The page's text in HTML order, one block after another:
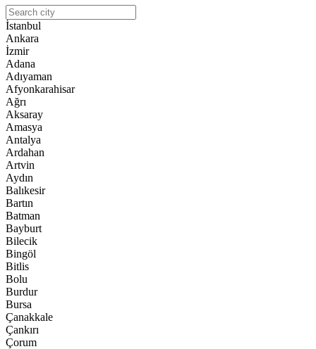
İstanbul
Ankara
İzmir
Adana
Adıyaman
Afyonkarahisar
Ağrı
Aksaray
Amasya
Antalya
Ardahan
Artvin
Aydın
Balıkesir
Bartın
Batman
Bayburt
Bilecik
Bingöl
Bitlis
Bolu
Burdur
Bursa
Çanakkale
Çankırı
Çorum